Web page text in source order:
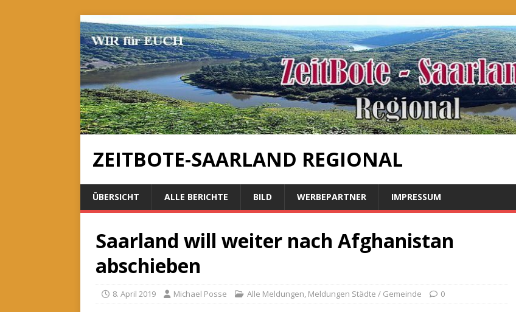
ZEITBOTE-SAARLAND REGIONAL
ÜBERSICHT ALLE BERICHTE BILD WERBEPARTNER IMPRESSUM
Saarland will weiter nach Afghanistan
abschieben
8. April 2019 Michael Posse Alle Meldungen, Meldungen Städte / Gemeinde 0